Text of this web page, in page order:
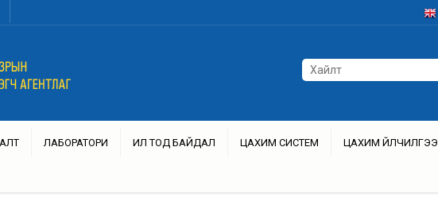
ЛАБОРАТОРИ ИЛ ТОД БАЙДАЛ ЦАХИМ СИСТЕМ ЦАХИМ ҮЙЛЧИЛГЭЭ